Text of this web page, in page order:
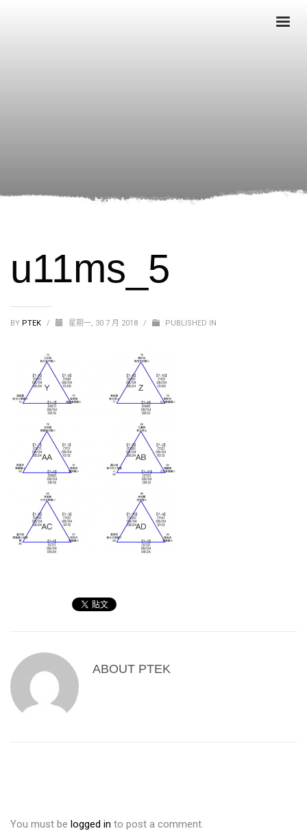
u11ms_5
BY PTEK / 星期一, 30 7 月 2018 / PUBLISHED IN
ABOUT PTEK
You must be logged in to post a comment.